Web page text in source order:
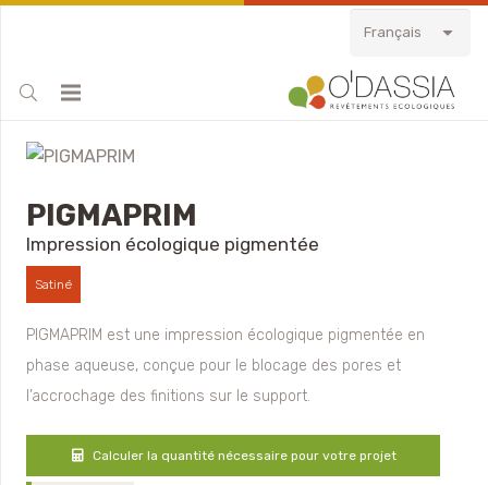
Français
PIGMAPRIM
Impression écologique pigmentée
Satiné
PIGMAPRIM est une impression écologique pigmentée en
phase aqueuse, conçue pour le blocage des pores et
l’accrochage des finitions sur le support.
Calculer la quantité nécessaire pour votre projet